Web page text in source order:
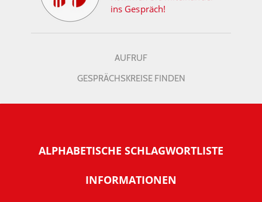
ins Gespräch!
AUFRUF
GESPRÄCHSKREISE FINDEN
ALPHABETISCHE SCHLAGWORTLISTE
INFORMATIONEN